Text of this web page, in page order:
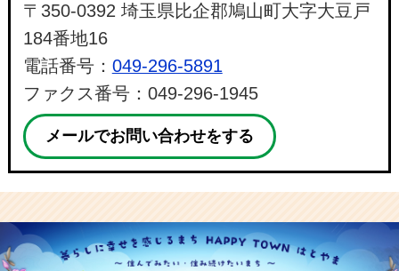
〒350-0392 埼玉県比企郡鳩山町大字大豆戸
184番地16
電話番号： 049-296-5891
ファクス番号：049-296-1945
メールでお問い合わせをする